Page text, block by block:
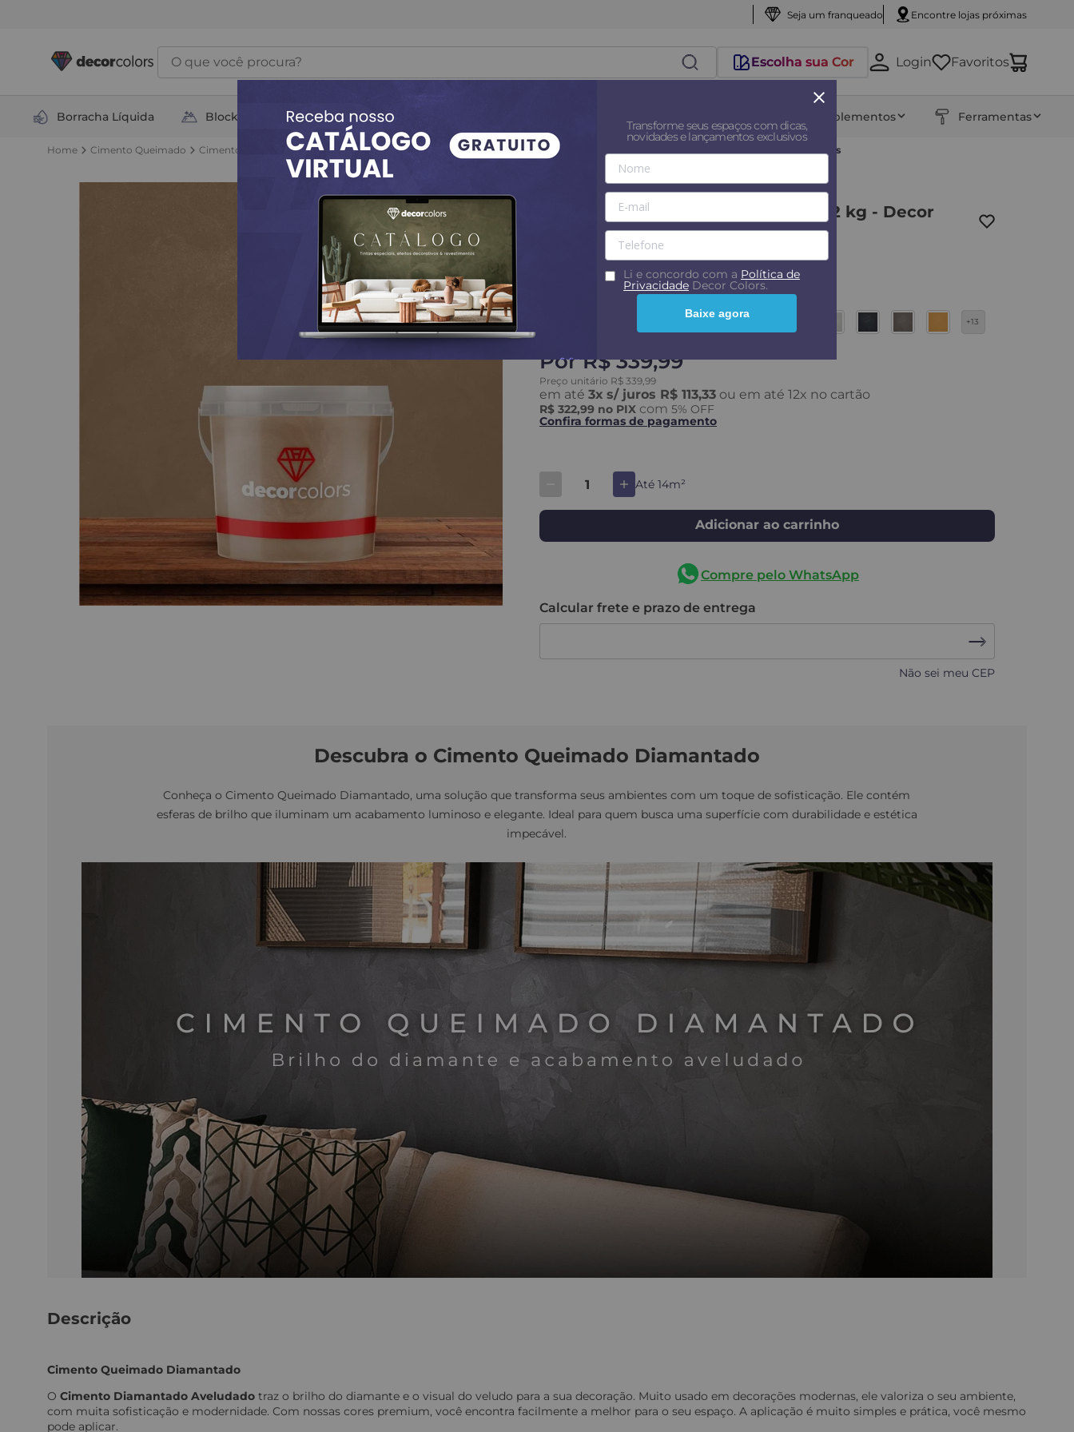
Seja um franqueado Encontre lojas próximas
O que você procura?
Escolha sua Cor Login Favoritos
Borracha Líquida Block Total Soluções Complementos Ferramentas
Cimento Queimado Cimento Queimado Diamantado Cimento Queimado Diamantado 3,2 kg Cimento Queimado Diamantado 3,2 kg - Decor Colors
Cimento Queimado Diamantado 3,2 kg - Decor
43 avaliações
Chocolate
+13
PorR$ 339,99
Preço unitário R$ 339,99
em até 3x s/ juros R$ 113,33 ou em até 12x no cartão
R$ 322,99 no PIX com 5% OFF
Confira formas de pagamento
Até 14m²
Adicionar ao carrinho
Compre pelo WhatsApp
Calcular frete e prazo de entrega
Não sei meu CEP
Descubra o Cimento Queimado Diamantado
Conheça o Cimento Queimado Diamantado, uma solução que transforma seus ambientes com um toque de sofisticação. Ele contém
esferas de brilho que iluminam um acabamento luminoso e elegante. Ideal para quem busca uma superfície com durabilidade e estética
impecável.
Descrição
Cimento Queimado Diamantado
O Cimento Diamantado Aveludado traz o brilho do diamante e o visual do veludo para a sua decoração. Muito usado em decorações modernas, ele valoriza o seu ambiente,
com muita sofisticação e modernidade. Com nossas cores premium, você encontra facilmente a melhor para o seu espaço. A aplicação é muito simples e prática, você mesmo
pode aplicar.
Transforme seus espaços com dicas,
novidades e lançamentos exclusivos
Li e concordo com a Política de
Privacidade Decor Colors.
Baixe agora